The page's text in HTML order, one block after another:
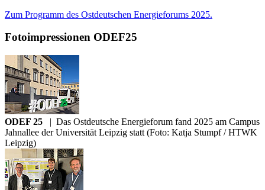
Zum Programm des Ostdeutschen Energieforums 2025.
Fotoimpressionen ODEF25
ODEF 25 | Das Ostdeutsche Energieforum fand 2025 am Campus
Jahnallee der Universität Leipzig statt (Foto: Katja Stumpf / HTWK
Leipzig)